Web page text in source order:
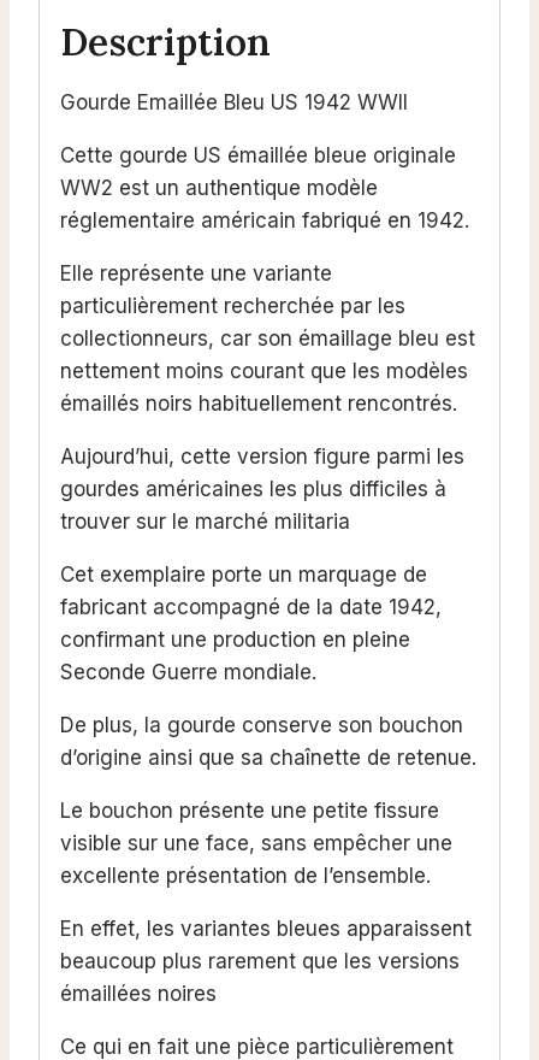
Description
Gourde Emaillée Bleu US 1942 WWII
Cette gourde US émaillée bleue originale
WW2 est un authentique modèle
réglementaire américain fabriqué en 1942.
Elle représente une variante
particulièrement recherchée par les
collectionneurs, car son émaillage bleu est
nettement moins courant que les modèles
émaillés noirs habituellement rencontrés.
Aujourd’hui, cette version figure parmi les
gourdes américaines les plus difficiles à
trouver sur le marché militaria
Cet exemplaire porte un marquage de
fabricant accompagné de la date 1942,
confirmant une production en pleine
Seconde Guerre mondiale.
De plus, la gourde conserve son bouchon
d’origine ainsi que sa chaînette de retenue.
Le bouchon présente une petite fissure
visible sur une face, sans empêcher une
excellente présentation de l’ensemble.
En effet, les variantes bleues apparaissent
beaucoup plus rarement que les versions
émaillées noires
Ce qui en fait une pièce particulièrement